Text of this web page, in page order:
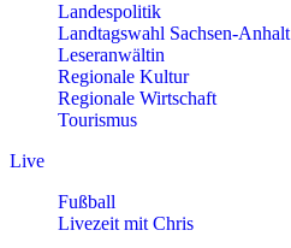
Landespolitik
Landtagswahl Sachsen-Anhalt
Leseranwältin
Regionale Kultur
Regionale Wirtschaft
Tourismus
Live
Fußball
Livezeit mit Chris